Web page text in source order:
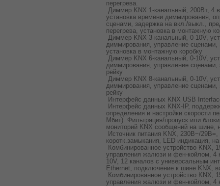
перегрева.
Диммер KNX 1-канальный, 200Вт, 4
установка времени диммирования,
сценами, задержка на вкл./выкл.,
перегрева, установка в монтажную
Диммер KNX 3-канальный, 0-10V,
диммирования, управление
установка в монтажную коробку
Диммер KNX 6-канальный, 0-10V,
диммирования, управление
рейку
Диммер KNX 8-канальный, 0-10V,
диммирования, управление
рейку
Интерфейс данных KNX USB
Интерфейс данных KNX-IP,
определения и настройки скорости
Мбит). Фильтрация/пропуск или
мониторий KNX сообщений на шине,
Источник питания KNX, 230В~/
коротк.замыкания, LED индикация,
Комбинированное устройство KNX,
управления жалюзи и фен-койлом, 4
10V, 12 каналов с универсальным
Ethernet, подключение к шине KNX,
Комбинированное устройство KNX,
управления жалюзи и фен-койлом, 4